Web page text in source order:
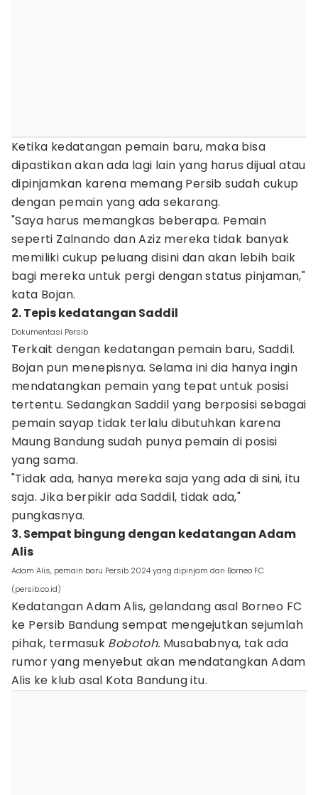
Ketika kedatangan pemain baru, maka bisa
dipastikan akan ada lagi lain yang harus dijual atau
dipinjamkan karena memang Persib sudah cukup
dengan pemain yang ada sekarang.
"Saya harus memangkas beberapa. Pemain
seperti Zalnando dan Aziz mereka tidak banyak
memiliki cukup peluang disini dan akan lebih baik
bagi mereka untuk pergi dengan status pinjaman,"
kata Bojan.
2. Tepis kedatangan Saddil
Dokumentasi Persib
Terkait dengan kedatangan pemain baru, Saddil.
Bojan pun menepisnya. Selama ini dia hanya ingin
mendatangkan pemain yang tepat untuk posisi
tertentu. Sedangkan Saddil yang berposisi sebagai
pemain sayap tidak terlalu dibutuhkan karena
Maung Bandung sudah punya pemain di posisi
yang sama.
"Tidak ada, hanya mereka saja yang ada di sini, itu
saja. Jika berpikir ada Saddil, tidak ada,"
pungkasnya.
3. Sempat bingung dengan kedatangan Adam
Alis
Adam Alis, pemain baru Persib 2024 yang dipinjam dari Borneo FC
(persib.co.id)
Kedatangan Adam Alis, gelandang asal Borneo FC
ke Persib Bandung sempat mengejutkan sejumlah
pihak, termasuk Bobotoh. Musababnya, tak ada
rumor yang menyebut akan mendatangkan Adam
Alis ke klub asal Kota Bandung itu.